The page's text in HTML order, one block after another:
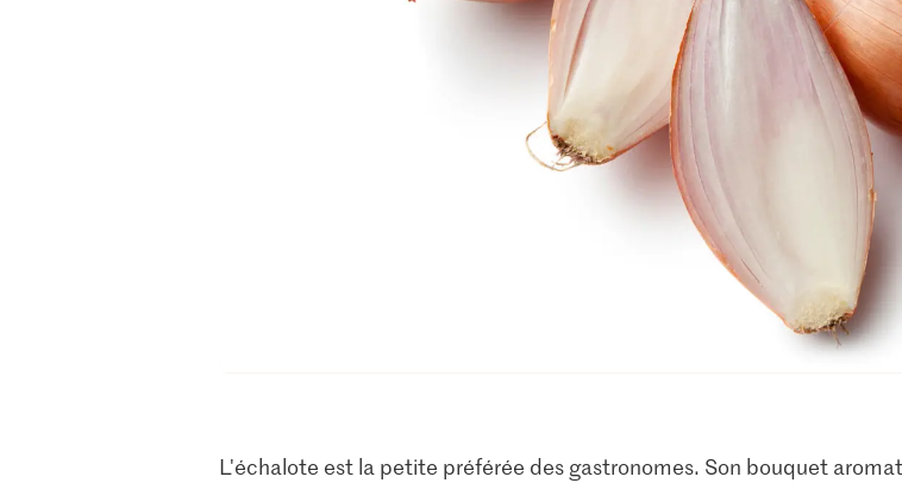
L'échalote est la petite préférée des gastronomes. Son bouquet